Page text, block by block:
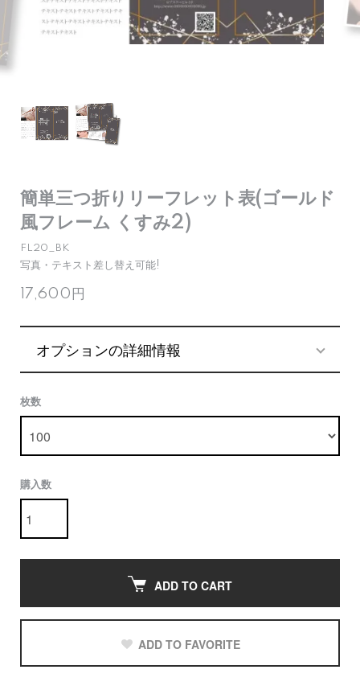
簡単三つ折りリーフレット表(ゴールド
風フレーム くすみ2)
FL20_BK
写真・テキスト差し替え可能!
17,600円
オプションの詳細情報
枚数
購入数
ADD TO CART
ADD TO FAVORITE